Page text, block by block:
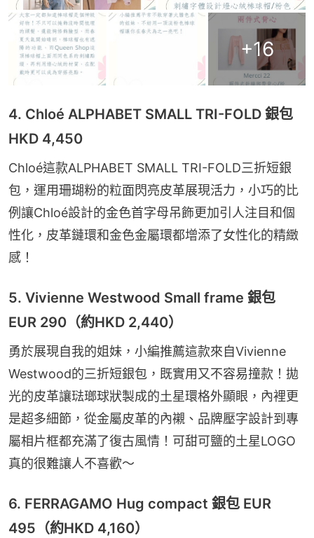
+16
4. Chloé ALPHABET SMALL TRI-FOLD 銀包
HKD 4,450
Chloé這款ALPHABET SMALL TRI-FOLD三折短銀
包，運用珊瑚粉的粒面閃亮皮革展現活力，小巧的比
例讓Chloé設計的金色首字母吊飾更加引人注目和個
性化，皮革鏈環和金色金屬環都增添了女性化的精緻
感！
5. Vivienne Westwood Small frame 銀包
EUR 290（約HKD 2,440）
勇於展現自我的姐妹，小編推薦這款來自Vivienne
Westwood的三折短銀包，既實用又不容易撞款！拋
光的皮革讓琺瑯球狀製成的土星環格外顯眼，內裡更
是超多細節，從金屬皮革的內襯、品牌壓字設計到專
屬相片框都充滿了復古風情！可甜可鹽的土星LOGO
真的很難讓人不喜歡～
6. FERRAGAMO Hug compact 銀包 EUR
495（約HKD 4,160）